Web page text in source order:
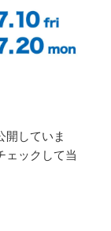
開していま
ェックして当